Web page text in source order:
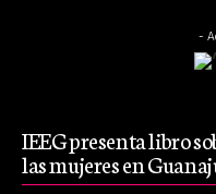
-
IEEG presenta libro
las mujeres en